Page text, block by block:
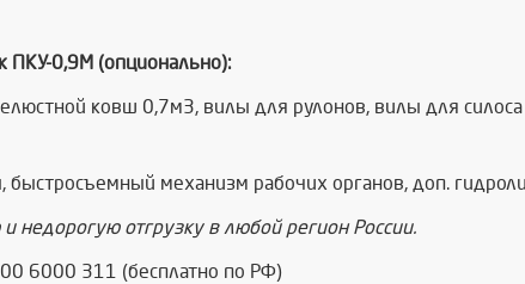
ПКУ-0,9М (опционально):
ковш 0,7м3, вилы для рулонов, вилы для
быстросъемный механизм рабочих органов, доп.
недорогую отгрузку в любой регион России.
6000 311 (бесплатно по РФ)